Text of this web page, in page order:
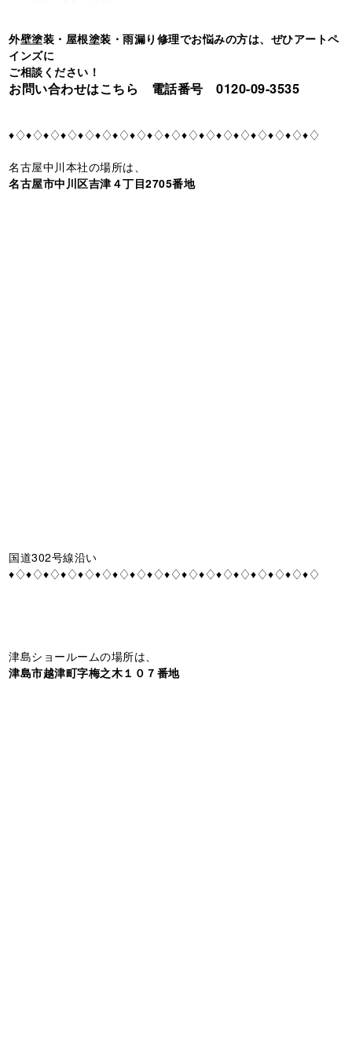
外壁塗装・屋根塗装・雨漏り修理でお悩みの方は、ぜひアートペ
インズに
ご相談ください！
お問い合わせはこちら 電話番号 0120-09-3535
♦♢♦♢♦♢♦♢♦♢♦♢♦♢♦♢♦♢♦♢♦♢♦♢♦♢♦♢♦♢♦♢♦♢♦♢
名古屋中川本社の場所は、
名古屋市中川区吉津４丁目2705番地
国道302号線沿い
♦♢♦♢♦♢♦♢♦♢♦♢♦♢♦♢♦♢♦♢♦♢♦♢♦♢♦♢♦♢♦♢♦♢♦♢
津島ショールームの場所は、
津島市越津町字梅之木１０７番地